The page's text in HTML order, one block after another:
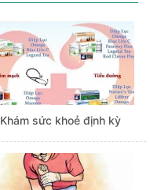
Khám sức khoẻ định kỳ